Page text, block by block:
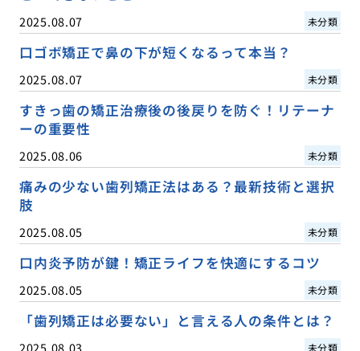
2025.08.07 未分類
口ゴボ矯正で鼻の下が短くなるって本当？
2025.08.07 未分類
すきっ歯の矯正治療後の後戻りを防ぐ！リテーナ
ーの重要性
2025.08.06 未分類
痛みの少ない歯列矯正法はある？最新技術と選択
肢
2025.08.05 未分類
口内炎予防が鍵！矯正ライフを快適にするコツ
2025.08.05 未分類
「歯列矯正は必要ない」と言える人の条件とは？
2025.08.03 未分類